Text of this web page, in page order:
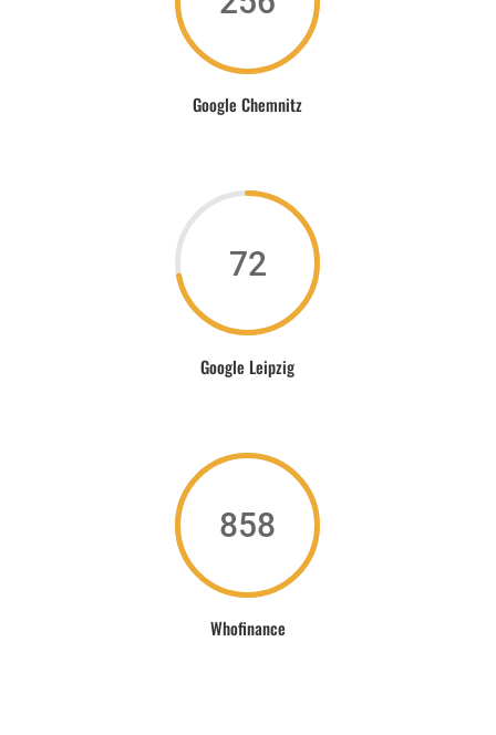
Google Chemnitz
72
Google Leipzig
858
Whofinance